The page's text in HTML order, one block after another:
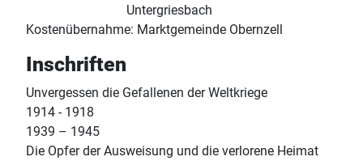
Untergriesbach
Kostenübernahme: Marktgemeinde Obernzell
Inschriften
Unvergessen die Gefallenen der Weltkriege
1914 - 1918
1939 – 1945
Die Opfer der Ausweisung und die verlorene Heimat